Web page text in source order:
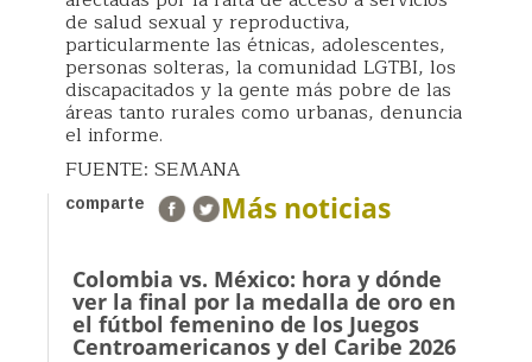
de salud sexual y reproductiva,
particularmente las étnicas, adolescentes,
personas solteras, la comunidad LGTBI, los
discapacitados y la gente más pobre de las
áreas tanto rurales como urbanas, denuncia
el informe.
FUENTE: SEMANA
comparte Más noticias
Colombia vs. México: hora y dónde
ver la final por la medalla de oro en
el fútbol femenino de los Juegos
Centroamericanos y del Caribe 2026